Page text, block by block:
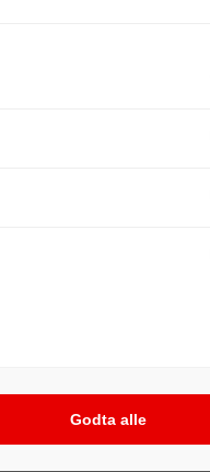
være ute.
Godta alle